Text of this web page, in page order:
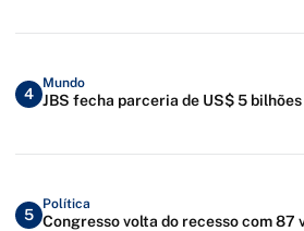
4
Mundo
JBS fecha parceria de US$ 5
5
Política
Congresso volta do recesso com 87